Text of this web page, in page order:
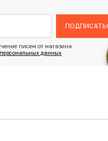
писем от магазина
данных